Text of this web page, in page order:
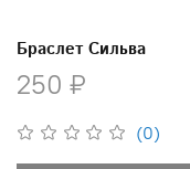
(0)
Браслет Сильва
250 ₽